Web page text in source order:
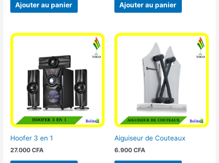
Ajouter au panier Ajouter au panier
Hoofer 3 en 1
27.000CFA
Aiguiseur de Couteaux
6.900 CFA